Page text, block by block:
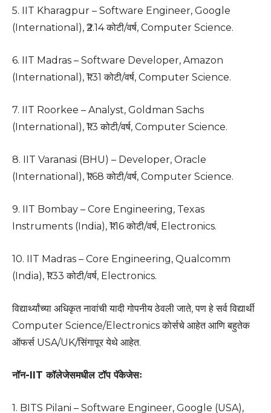
5. IIT Kharagpur – Software Engineer, Google
(International), ₹2.14 कोटी/वर्ष, Computer Science.
6. IIT Madras – Software Developer, Amazon
(International), ₹1.31 कोटी/वर्ष, Computer Science.
7. IIT Roorkee – Analyst, Goldman Sachs
(International), ₹1.3 कोटी/वर्ष, Computer Science.
8. IIT Varanasi (BHU) – Developer, Oracle
(International), ₹1.68 कोटी/वर्ष, Computer Science.
9. IIT Bombay – Core Engineering, Texas
Instruments (India), ₹1.16 कोटी/वर्ष, Electronics.
10. IIT Madras – Core Engineering, Qualcomm
(India), ₹1.33 कोटी/वर्ष, Electronics.
विद्यार्थ्यांच्या अधिकृत नावांची यादी गोपनीय ठेवली जाते, पण हे सर्व विद्यार्थी
Computer Science/Electronics कोर्सचे आहेत आणि बहुतेक
ऑफर्स USA/UK/सिंगापूर येथे आहेत.
नॉन-IIT कॉलेजेसमधील टॉप पॅकेजेसः
1. BITS Pilani – Software Engineer, Google (USA),